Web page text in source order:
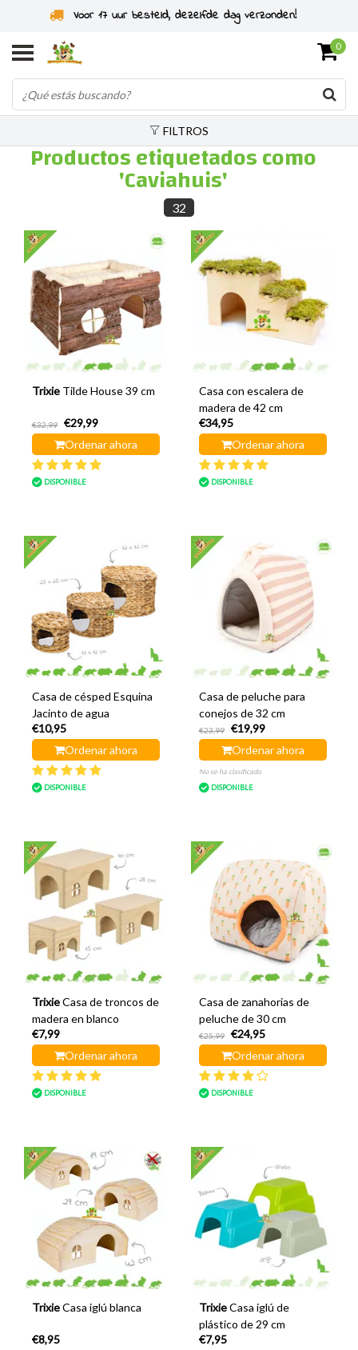
uur besteld, dezelfde dag verzonden!
0
FILTROS
Productos etiquetados como
'Caviahuis'
32
Trixie Tilde House 39 cm
€32,99
€29,99
Ordenar ahora
DISPONIBLE
Casa con escalera de
madera de 42 cm
€34,95
Ordenar ahora
DISPONIBLE
Casa de césped Esquina
Jacinto de agua
€10,95
Ordenar ahora
DISPONIBLE
Casa de peluche para
conejos de 32 cm
€23,99
€19,99
Ordenar ahora
No se ha clasificado
DISPONIBLE
Trixie Casa de troncos de
madera en blanco
€7,99
Ordenar ahora
DISPONIBLE
Casa de zanahorias de
peluche de 30 cm
€25,99
€24,95
Ordenar ahora
DISPONIBLE
Trixie Casa iglú blanca
€8,95
Trixie Casa iglú de
plástico de 29 cm
€7,95